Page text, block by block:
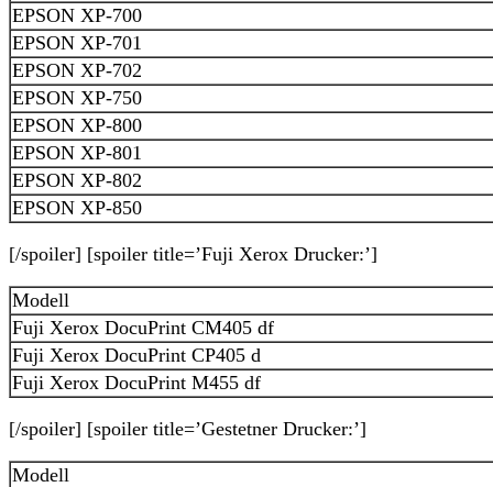
EPSON XP-700
EPSON XP-701
EPSON XP-702
EPSON XP-750
EPSON XP-800
EPSON XP-801
EPSON XP-802
EPSON XP-850
[/spoiler] [spoiler title=’Fuji Xerox Drucker:’]
Modell
Fuji Xerox DocuPrint CM405 df
Fuji Xerox DocuPrint CP405 d
Fuji Xerox DocuPrint M455 df
[/spoiler] [spoiler title=’Gestetner Drucker:’]
Modell